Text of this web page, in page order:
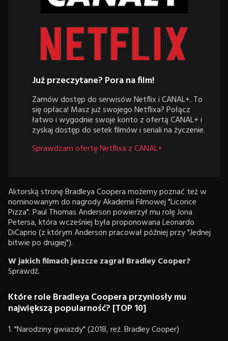
Już przeczytane? Pora na film!
Zamów dostęp do serwisów Netflix i CANAL+. To
się opłaca! Masz już swojego Netflixa? Połącz
łatwo i wygodnie swoje konto z ofertą CANAL+ i
zyskaj dostęp do setek filmów i seriali na życzenie.
Sprawdzam ofertę Netflixa z CANAL+
Aktorską stronę Bradleya Coopera możemy poznać też w
nominowanym do nagrody Akademii Filmowej "Licorice
Pizza". Paul Thomas Anderson powierzył mu rolę Jona
Petersa, która wcześniej była proponowana Leonardo
DiCaprio (z którym Anderson pracował później przy "Jednej
bitwie po drugiej").
W jakich filmach jeszcze zagrał Bradley Cooper?
Sprawdź.
Które role Bradleya Coopera przyniosły mu
największą popularność? [TOP 10]
1. "Narodziny gwiazdy" (2018, reż. Bradley Cooper)